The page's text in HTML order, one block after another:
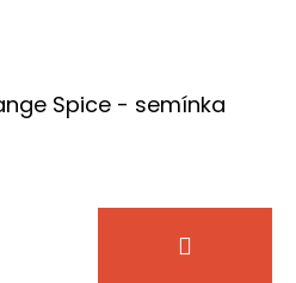
Spice - semínka